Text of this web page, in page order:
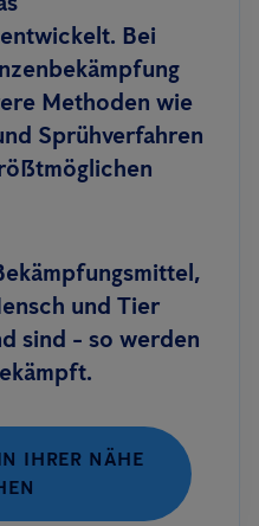
Bei
Methoden wie
Sprühverfahren
und Tier
sind - so werden
IHRER NÄHE